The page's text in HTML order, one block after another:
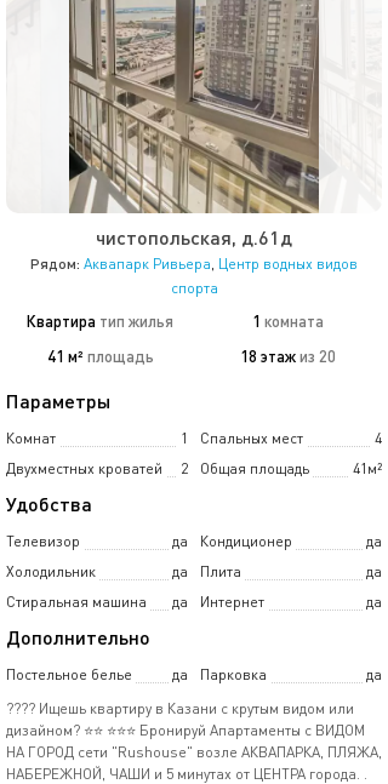
чистопольская, д.61д
Рядом: Аквапарк Ривьера, Центр водных видов
спорта
Квартира тип жилья 1 комната
41 м² площадь 18 этажиз 20
Параметры
Комнат 1 Спальных мест
4
Двухместных кроватей
2 Общая площадь 41м²
Удобства
Телевизор да Кондиционер
да
Холодильник
да Плита
да
Стиральная машина
да Интернет да
Дополнительно
Постельное белье да Парковка
да
???? Ищешь квартиру в Казани с крутым видом или
дизайном? ⭐⭐ ⭐⭐⭐ Бронируй Апартаменты с ВИДОМ
НА ГОРОД сети "Rushouse" возле АКВАПАРКА, ПЛЯЖА,
НАБЕРЕЖНОЙ, ЧАШИ и 5 минутах от ЦЕНТРА города. .